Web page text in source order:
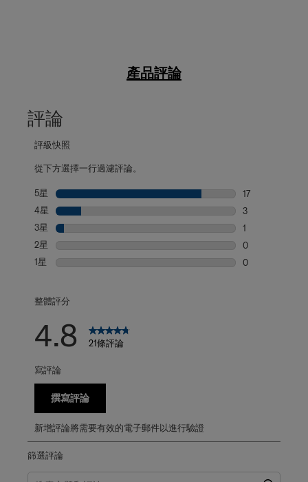
產品評論
評論
評級快照
從下方選擇一行過濾評論。
5星 星級
17
4星 星級
3
3星 星級
1
2星 星級
0
1星 星級
0
整體評分
4.8 21條評論
寫評論
撰寫評論
新增評論將需要有效的電子郵件以進行驗證
篩選評論